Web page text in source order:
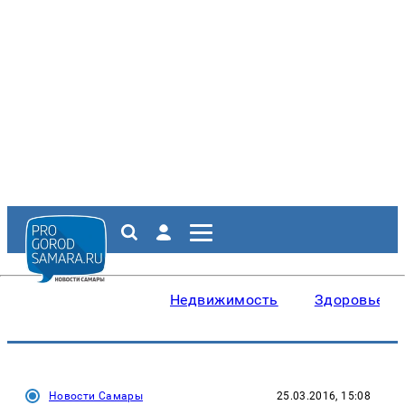
Недвижимость Здоровье
Новости Самары 25.03.2016, 15:08